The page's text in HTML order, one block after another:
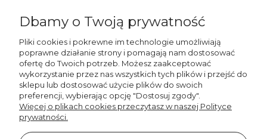
Dbamy o Twoją prywatność
Pliki cookies i pokrewne im technologie umożliwiają
poprawne działanie strony i pomagają nam dostosować
ofertę do Twoich potrzeb. Możesz zaakceptować
wykorzystanie przez nas wszystkich tych plików i przejść do
sklepu lub dostosować użycie plików do swoich
preferencji, wybierając opcję "Dostosuj zgody".
Więcej o plikach cookies przeczytasz w naszej Polityce
prywatności.